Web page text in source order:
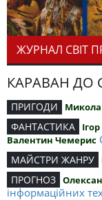
ЖУРНАЛ СВІТ
КАРАВАН ДО
ПРИГОДИ
ФАНТАСТИКА
Валентин Чемерис
МАЙСТРИ ЖАНРУ
ПРОГНОЗ
інформаційних